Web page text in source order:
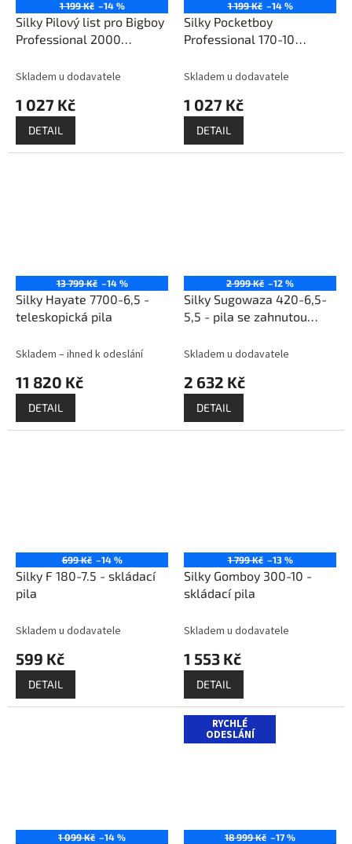
1 199 Kč –14 %
Silky Pilový list pro Bigboy
Professional 2000
Skladem u dodavatele
1 027 Kč
DETAIL
1 199 Kč –14 %
Silky Pocketboy
Professional 170-10
pila
Skladem u dodavatele
1 027 Kč
DETAIL
13 799 Kč –14 %
Silky Hayate 7700-6,5 -
teleskopická pila
Skladem – ihned k odeslání
11 820 Kč
DETAIL
2 999 Kč –12 %
Silky Sugowaza 420-6,5-
5,5 - pila se zahnutou
Skladem u dodavatele
2 632 Kč
DETAIL
699 Kč –14 %
Silky F 180-7.5 - skládací
pila
Skladem u dodavatele
599 Kč
DETAIL
1 799 Kč –13 %
Silky Gomboy 300-10 -
skládací pila
Skladem u dodavatele
1 553 Kč
DETAIL
1 099 Kč –14 %
RYCHLÉ
ODESLÁNÍ
18 999 Kč –17 %